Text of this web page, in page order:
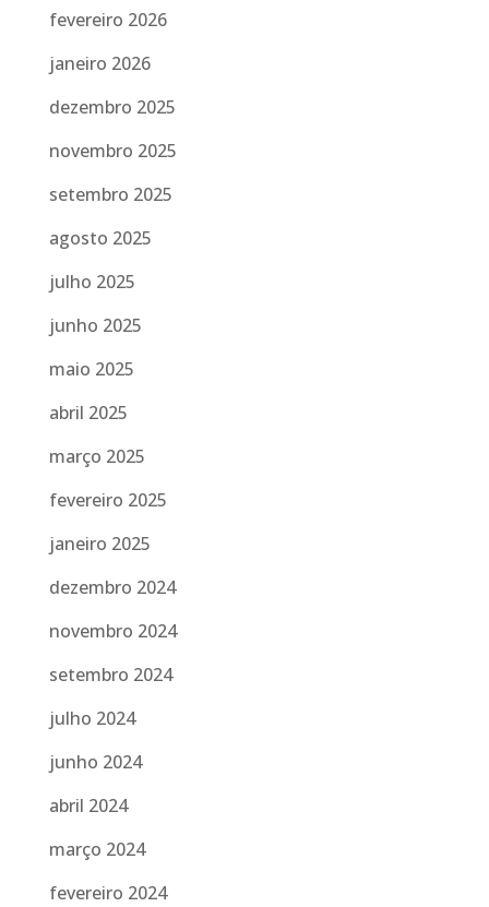
fevereiro 2026
janeiro 2026
dezembro 2025
novembro 2025
setembro 2025
agosto 2025
julho 2025
junho 2025
maio 2025
abril 2025
março 2025
fevereiro 2025
janeiro 2025
dezembro 2024
novembro 2024
setembro 2024
julho 2024
junho 2024
abril 2024
março 2024
fevereiro 2024